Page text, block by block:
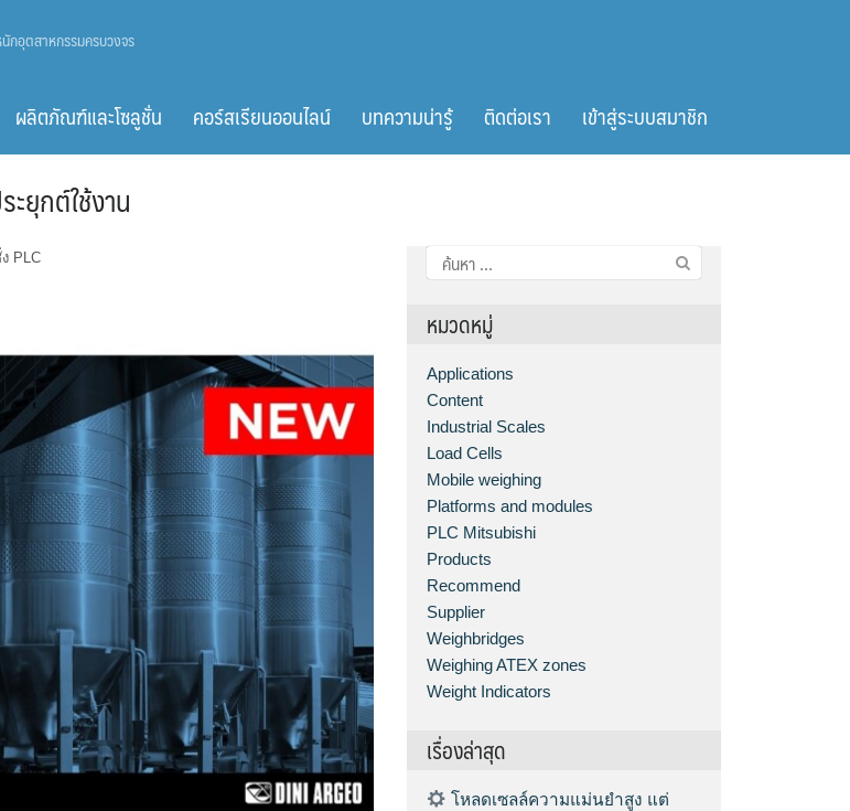
กอุตสาหกรรมครบวงจร
ผลิตภัณฑ์และโซลูชั่น คอร์สเรียนออนไลน์ บทความน่ารู้ ติดต่อเรา เข้าสู่ระบบสมาชิก
ยุกต์ใช้งาน
PLC
ค้นหา
สำหรับ:
หมวดหมู่
Applications
Content
Industrial Scales
Load Cells
Mobile weighing
Platforms and modules
PLC Mitsubishi
Products
Recommend
Supplier
Weighbridges
Weighing ATEX zones
Weight Indicators
เรื่องล่าสุด
โหลดเซลล์ความแม่นยำสูง แต่